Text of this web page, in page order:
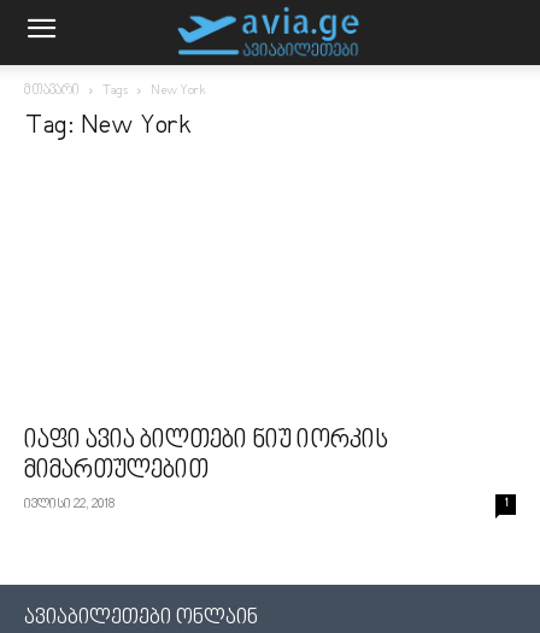
მთავარი Tags New York
Tag: New York
იაფი ავია ბილთები ნიუ იორკის
მიმართულებით
ივლისი 22, 2018 1
ავიაბილეთები ონლაინ